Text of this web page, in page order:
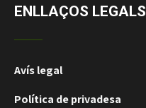
ENLLAÇOS LEGALS
Avís legal
Política de privadesa